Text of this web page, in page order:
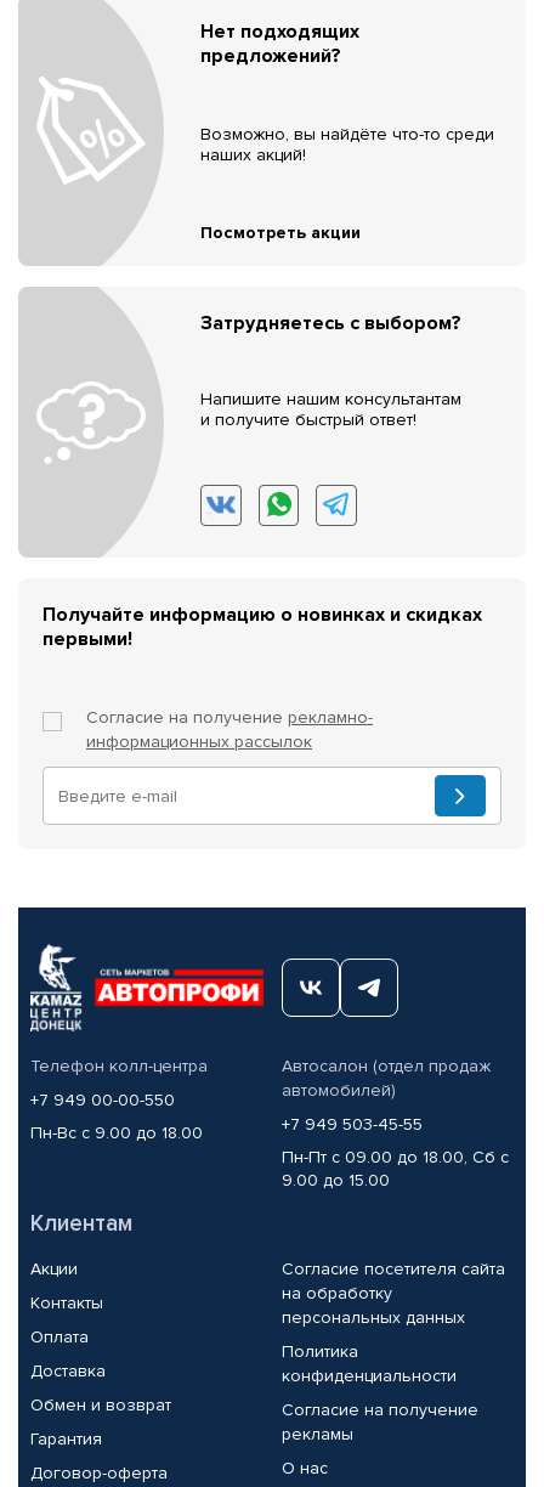
Нет подходящих
предложений?
Возможно, вы найдёте что-то среди
наших акций!
Посмотреть акции
Затрудняетесь с выбором?
Напишите нашим консультантам
и получите быстрый ответ!
Получайте информацию о новинках и скидках
первыми!
Согласие на получение рекламно-
информационных рассылок
Телефон колл-центра
+7 949 00-00-550
Пн-Вс с 9.00 до 18.00
Автосалон (отдел продаж
автомобилей)
+7 949 503-45-55
Пн-Пт с 09.00 до 18.00, Сб с
9.00 до 15.00
Клиентам
Акции
Контакты
Оплата
Доставка
Обмен и возврат
Гарантия
Договор-оферта
Согласие посетителя сайта
на обработку
персональных данных
Политика
конфиденциальности
Согласие на получение
рекламы
О нас